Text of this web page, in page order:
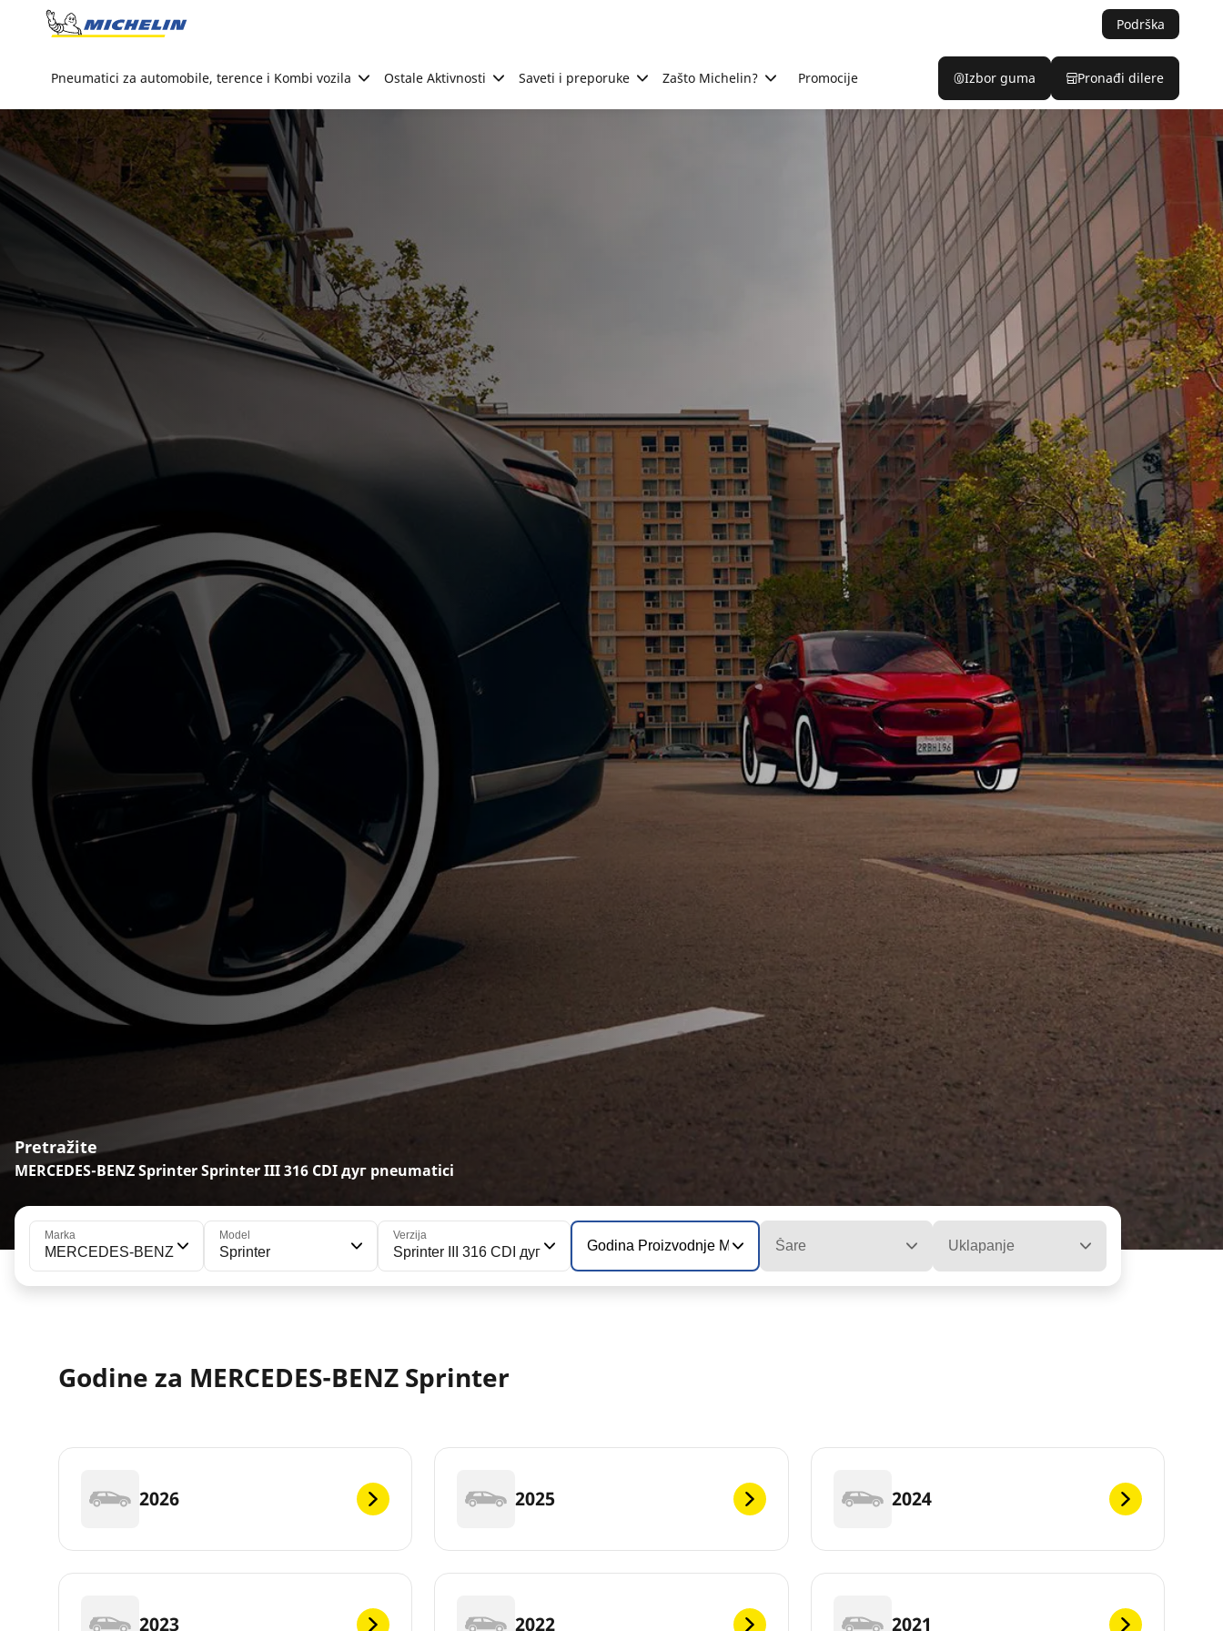
Go to page content
Podrška
Pneumatici za automobile, terence i Kombi vozila Ostale Aktivnosti Saveti i preporuke Zašto Michelin? Promocije Izbor guma Pronađi dilere
Pretražite
MERCEDES-BENZ Sprinter Sprinter III 316 CDI дуг pneumatici
Marka
MERCEDES-BENZ
Model
Sprinter
Verzija
Sprinter III 316 CDI дуг Godina Proizvodnje Modela Šare Uklapanje
Godine za MERCEDES-BENZ Sprinter
2026 2025 2024
2023 2022 2021